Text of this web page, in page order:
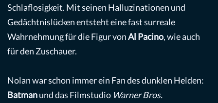
Schlaflosigkeit. Mit seinen Halluzinationen und
Gedächtnislücken entsteht eine fast surreale
Wahrnehmung für die Figur vonAl Pacino, wie auch
für den Zuschauer.
Nolan war schon immer ein Fan des dunklen Helden:
Batmanund das Filmstudio Warner Bros.